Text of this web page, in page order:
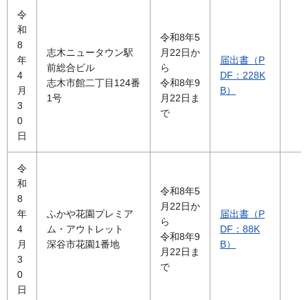
令
和
8
年
4
月
3
0
日
志木ニュータウン駅
前総合ビル
志木市館二丁目124番
1号
令和8年5
月22日か
ら
令和8年9
月22日ま
で
届出書（P
DF：228K
B）
令
和
8
年
4
月
3
0
日
ふかや花園プレミア
ム・アウトレット
深谷市花園1番地
令和8年5
月22日か
ら
令和8年9
月22日ま
で
届出書（P
DF：88K
B）